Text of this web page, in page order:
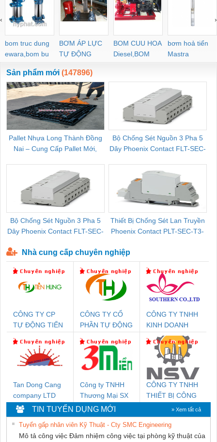
bom truc dung
ewara,bom bu
ewara
BƠM ÁP LỰC
TỰ ĐỘNG
BOM CUU HOA
Diesel,BOM
CHUA CHAY
bơm hoả tiển
Mastra
‹ ›
Sản phẩm mới (147896)
Pallet Nhựa Long Thành Đồng
Nai – Cung Cấp Pallet Mới,
Bộ Chống Sét Nguồn 3 Pha 5
Dây Phoenix Contact FLT-SEC-
Bộ Chống Sét Nguồn 3 Pha 5
Dây Phoenix Contact FLT-SEC-
Thiết Bị Chống Sét Lan Truyền
Phoenix Contact PLT-SEC-T3-
Nhà cung cấp chuyên nghiệp
CÔNG TY CP
TỰ ĐỘNG TIẾN
CÔNG TY CỔ
PHẦN TỰ ĐỘNG
CÔNG TY TNHH
KINH DOANH
DỊCH VỤ XNK
PHƯƠNG NAM
Tan Dong Cang
company LTD
Công ty TNHH
Thương Mại SX
Ba Miền
CÔNG TY TNHH
THIẾT BỊ CÔNG
NGHIỆP NIHON
SETSUBI VIỆT
NAM
TIN TUYỂN DỤNG MỚI » Xem tất cả
Tuyển gấp nhân viên Kỹ Thuật - Cty SMC Engineering
Mô tả công việc Đảm nhiệm công việc tại phòng kỹ thuật của